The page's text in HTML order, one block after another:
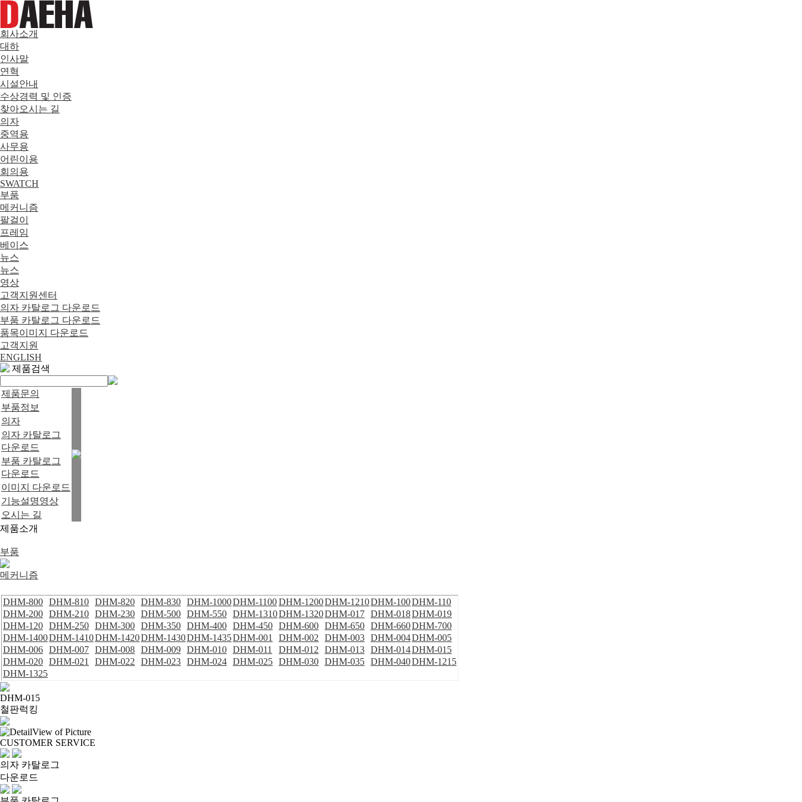
회사소개
대하
인사말
연혁
시설안내
수상경력 및 인증
찾아오시는 길
의자
중역용
사무용
어린이용
회의용
SWATCH
부품
메커니즘
팔걸이
프레임
베이스
뉴스
뉴스
영상
고객지원센터
의자 카탈로그 다운로드
부품 카탈로그 다운로드
품목이미지 다운로드
고객지원
ENGLISH
제품검색
제품문의
부품정보
의자
의자 카탈로그
다운로드
부품 카탈로그
다운로드
이미지 다운로드
기능설명영상
오시는 길
제품소개
부품
메커니즘
DHM-800 DHM-810 DHM-820 DHM-830 DHM-1000DHM-1100DHM-1200DHM-1210DHM-100DHM-110
DHM-200 DHM-210 DHM-230 DHM-500 DHM-550 DHM-1310DHM-1320DHM-017 DHM-018DHM-019
DHM-120 DHM-250 DHM-300 DHM-350 DHM-400 DHM-450 DHM-600 DHM-650 DHM-660DHM-700
DHM-1400DHM-1410DHM-1420DHM-1430DHM-1435DHM-001 DHM-002 DHM-003 DHM-004DHM-005
DHM-006 DHM-007 DHM-008 DHM-009 DHM-010 DHM-011 DHM-012 DHM-013 DHM-014DHM-015
DHM-020 DHM-021 DHM-022 DHM-023 DHM-024 DHM-025 DHM-030 DHM-035 DHM-040DHM-1215
DHM-1325
DHM-015
철판럭킹
CUSTOMER SERVICE
의자 카탈로그
다운로드